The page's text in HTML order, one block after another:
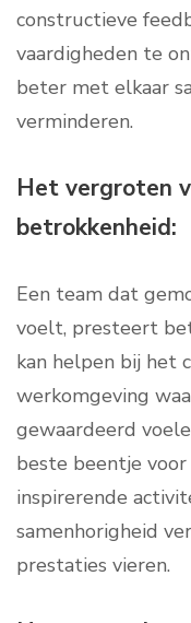
constructieve
vaardigheden te
beter met elkaar
verminderen.
Het vergroten
betrokkenheid:
Een team dat
voelt, presteert
kan helpen bij het
werkomgeving
gewaardeerd
beste beentje
inspirerende
samenhorigheid
prestaties vieren.